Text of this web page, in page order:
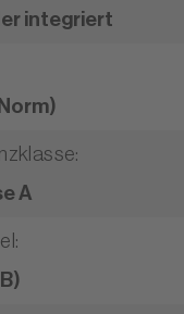
integriert
:
A
: